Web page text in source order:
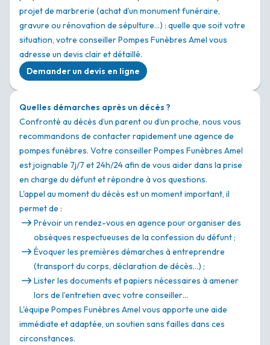
projet de marbrerie (achat d’un monument funéraire,
gravure ou rénovation de sépulture…) : quelle que soit votre
situation, votre conseiller Pompes Funèbres Amel vous
adresse un devis clair et détaillé.
Demander un devis en ligne
Quelles démarches après un décès ?
Confronté au décès d’un parent ou d’un proche, nous vous
recommandons de contacter rapidement une agence de
pompes funèbres. Votre conseiller Pompes Funèbres Amel
est joignable 7j/7 et 24h/24 afin de vous aider dans la prise
en charge du défunt et répondre à vos questions.
L'appel au moment du décès est un moment important, il
permet de :
Prévoir un rendez-vous en agence pour organiser des
obsèques respectueuses de la confession du défunt ;
Évoquer les premières démarches à entreprendre
(transport du corps, déclaration de décès…) ;
Lister les documents et papiers nécessaires à amener
lors de l’entretien avec votre conseiller…
L'équipe Pompes Funèbres Amel vous apporte une aide
immédiate et adaptée, un soutien sans failles dans ces
circonstances.